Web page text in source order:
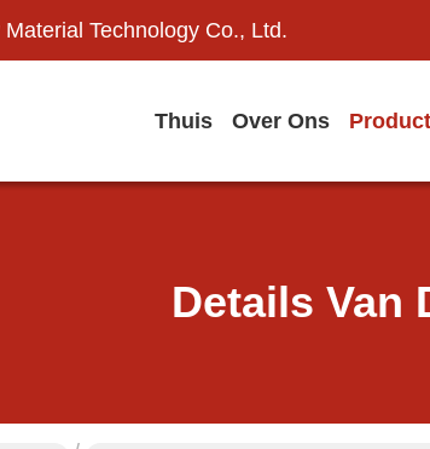
Technology Co., Ltd.
Thuis Over Ons
Details Van